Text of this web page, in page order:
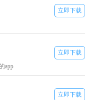
立即下载
app
立即下载
立即下载